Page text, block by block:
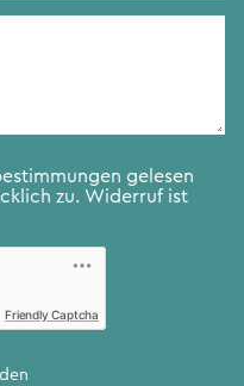
gelesen
zu. Widerruf ist
Friendly Captcha